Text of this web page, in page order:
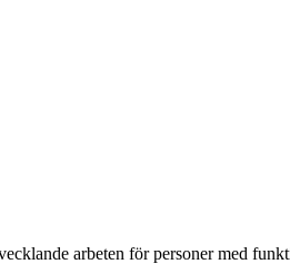
arbeten för personer med